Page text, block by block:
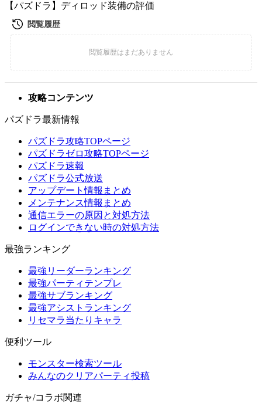
【パズドラ】ディロッド装備の評価
攻略コンテンツ
パズドラ最新情報
パズドラ攻略TOPページ
パズドラゼロ攻略TOPページ
パズドラ速報
パズドラ公式放送
アップデート情報まとめ
メンテナンス情報まとめ
通信エラーの原因と対処方法
ログインできない時の対処方法
最強ランキング
最強リーダーランキング
最強パーティテンプレ
最強サブランキング
最強アシストランキング
リセマラ当たりキャラ
便利ツール
モンスター検索ツール
みんなのクリアパーティ投稿
ガチャ/コラボ関連